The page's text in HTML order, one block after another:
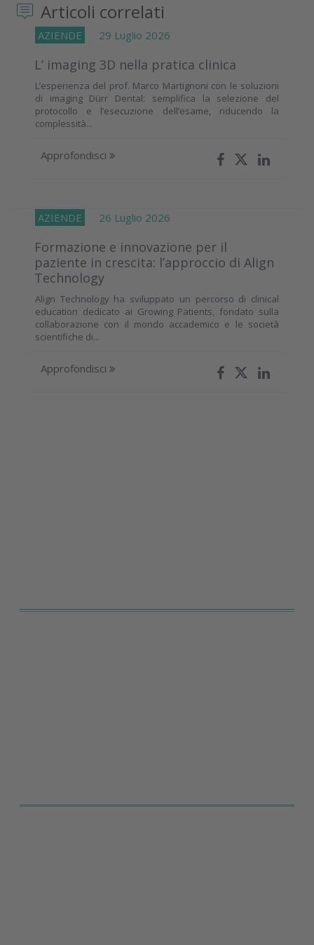
Articoli correlati
AZIENDE 29 Luglio 2026
L’ imaging 3D nella pratica clinica
L’esperienza del prof. Marco Martignoni con le soluzioni
di imaging Dürr Dental: semplifica la selezione del
protocollo e l’esecuzione dell’esame, riducendo la
complessità...
Approfondisci
AZIENDE 26 Luglio 2026
Formazione e innovazione per il
paziente in crescita: l’approccio di Align
Technology
Align Technology ha sviluppato un percorso di clinical
education dedicato ai Growing Patients, fondato sulla
collaborazione con il mondo accademico e le società
scientifiche di...
Approfondisci